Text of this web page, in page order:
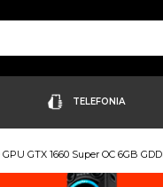
TELEFONIA
GTX 1660 Super OC 6GB